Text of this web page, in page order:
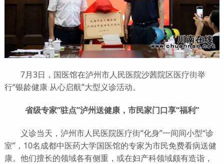
7月3日，国医馆在泸州市人民医院沙茜院区医疗街举
行“银龄健康 从心启航”大型义诊活动。
省级专家“驻点”泸州送健康，市民家门口享“福利”
义诊当天，泸州市人民医院医疗街“化身”一间间小型“诊
室”，10名成都中医药大学国医馆的专家为市民免费看病送健
康。他们擅长的领域各有侧重，或在妇产科领域颇有造诣，